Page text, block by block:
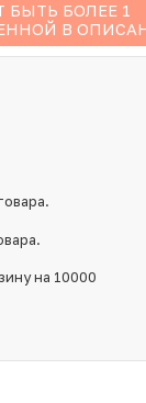
БОЛЕЕ 1
В
на 10000